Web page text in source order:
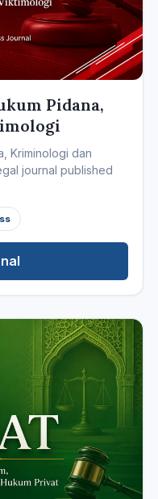
Pidana,
Kriminologi dan